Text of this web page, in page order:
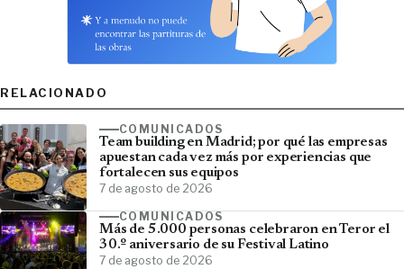
RELACIONADO
COMUNICADOS
Team building en Madrid; por qué las empresas
apuestan cada vez más por experiencias que
fortalecen sus equipos
7 de agosto de 2026
COMUNICADOS
Más de 5.000 personas celebraron en Teror el
30.º aniversario de su Festival Latino
7 de agosto de 2026